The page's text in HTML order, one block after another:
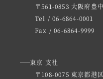
〒561-0853 大阪府豊
Tel / 06-6864-0001
Fax / 06-6864-9999
東京 支社
〒108-0075 東京都港